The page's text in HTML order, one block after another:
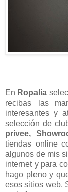
En Ropalia
recibas las
interesantes y
selección de
privee,
tiendas online
algunos de mis
internet y para
hago pleno y
esos sitios web.